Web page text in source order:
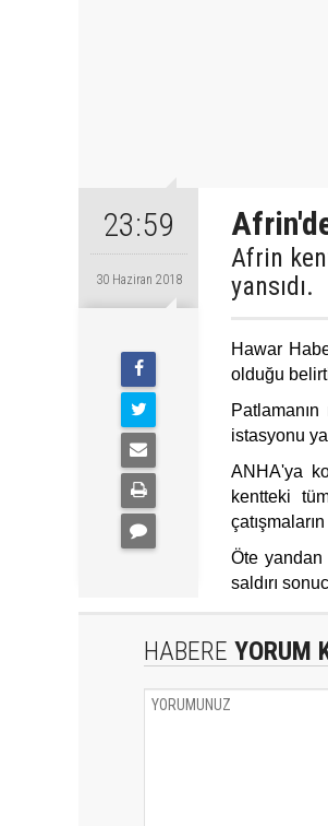
23:59
30 Haziran 2018
Afrin
yansıdı.
Hawar
olduğu
istasyonu
ANHA'ya
kentteki
Öte yandan
saldırı
HABERE YORUM